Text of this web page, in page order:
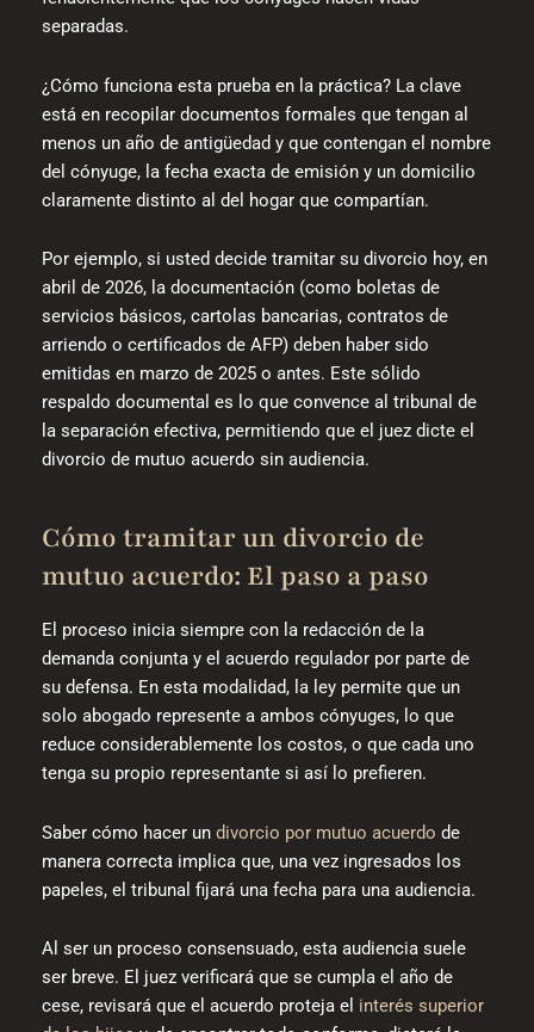
separadas.
¿Cómo funciona esta prueba en la práctica? La clave
está en recopilar documentos formales que tengan al
menos un año de antigüedad y que contengan el nombre
del cónyuge, la fecha exacta de emisión y un domicilio
claramente distinto al del hogar que compartían.
Por ejemplo, si usted decide tramitar su divorcio hoy, en
abril de 2026, la documentación (como boletas de
servicios básicos, cartolas bancarias, contratos de
arriendo o certificados de AFP) deben haber sido
emitidas en marzo de 2025 o antes. Este sólido
respaldo documental es lo que convence al tribunal de
la separación efectiva, permitiendo que el juez dicte el
divorcio de mutuo acuerdo sin audiencia.
Cómo tramitar un divorcio de
mutuo acuerdo: El paso a paso
El proceso inicia siempre con la redacción de la
demanda conjunta y el acuerdo regulador por parte de
su defensa. En esta modalidad, la ley permite que un
solo abogado represente a ambos cónyuges, lo que
reduce considerablemente los costos, o que cada uno
tenga su propio representante si así lo prefieren.
Saber cómo hacer un divorcio por mutuo acuerdo de
manera correcta implica que, una vez ingresados los
papeles, el tribunal fijará una fecha para una audiencia.
Al ser un proceso consensuado, esta audiencia suele
ser breve. El juez verificará que se cumpla el año de
cese, revisará que el acuerdo proteja el interés superior